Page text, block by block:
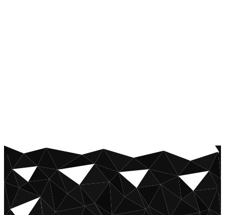
Medeya